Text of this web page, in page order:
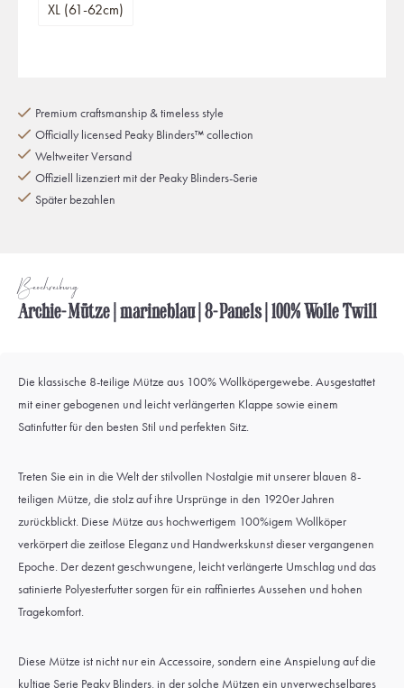
XL (61-62cm)
Premium craftsmanship & timeless style
Officially licensed Peaky Blinders™ collection
Weltweiter Versand
Offiziell lizenziert mit der Peaky Blinders-Serie
Später bezahlen
Beschreibung
Archie-Mütze | marineblau | 8-Panels | 100% Wolle Twill
Die klassische 8-teilige Mütze aus 100% Wollköpergewebe. Ausgestattet
mit einer gebogenen und leicht verlängerten Klappe sowie einem
Satinfutter für den besten Stil und perfekten Sitz.
Treten Sie ein in die Welt der stilvollen Nostalgie mit unserer blauen 8-
teiligen Mütze, die stolz auf ihre Ursprünge in den 1920er Jahren
zurückblickt. Diese Mütze aus hochwertigem 100%igem Wollköper
verkörpert die zeitlose Eleganz und Handwerkskunst dieser vergangenen
Epoche. Der dezent geschwungene, leicht verlängerte Umschlag und das
satinierte Polyesterfutter sorgen für ein raffiniertes Aussehen und hohen
Tragekomfort.
Diese Mütze ist nicht nur ein Accessoire, sondern eine Anspielung auf die
kultige Serie Peaky Blinders, in der solche Mützen ein unverwechselbares